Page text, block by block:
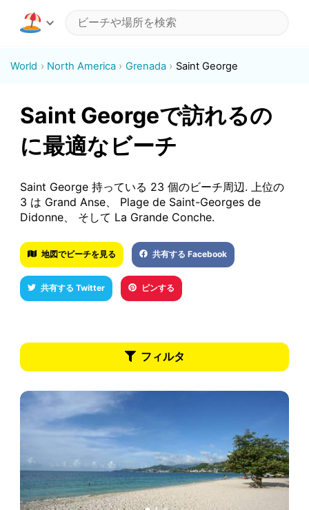
World North America Grenada Saint George
Saint Georgeで訪れるの
に最適なビーチ
Saint George 持っている 23 個のビーチ周辺. 上位の
3 は Grand Anse、 Plage de Saint-Georges de
Didonne、 そして La Grande Conche.
地図でビーチを見る 共有する Facebook
共有する Twitter ピンする
フィルタ